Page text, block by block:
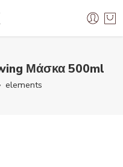
Μάσκα 500ml
elements